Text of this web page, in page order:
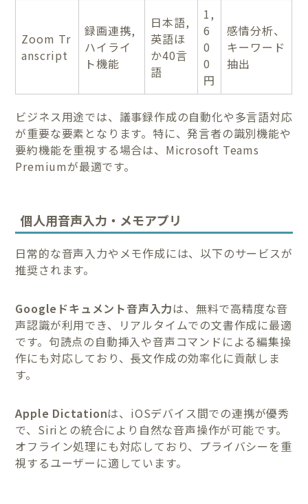
Zoom Tr
anscript
録画連携,
ハイライ
ト機能
日本語,
英語ほ
か40言
語
1,
6
0
0
円
感情分析、
キーワード
抽出
ビジネス用途では、議事録作成の自動化や多言語対応
が重要な要素となります。特に、発言者の識別機能や
要約機能を重視する場合は、Microsoft Teams
Premiumが最適です。
個人用音声入力・メモアプリ
日常的な音声入力やメモ作成には、以下のサービスが
推奨されます。
Googleドキュメント音声入力は、無料で高精度な音
声認識が利用でき、リアルタイムでの文書作成に最適
です。句読点の自動挿入や音声コマンドによる編集操
作にも対応しており、長文作成の効率化に貢献しま
す。
Apple Dictationは、iOSデバイス間での連携が優秀
で、Siriとの統合により自然な音声操作が可能です。
オフライン処理にも対応しており、プライバシーを重
視するユーザーに適しています。